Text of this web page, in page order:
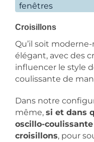
fenêtres
Croisillons
Qu’il soit
élégant, avec des
influencer le style
coulissante de
Dans notre
même, si et dans
oscillo-
croisillons, pour